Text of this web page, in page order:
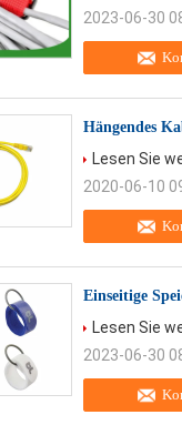
2023-06-30
Hängendes
Lesen Sie
2020-06-10
Einseitige
Lesen Sie
2023-06-30